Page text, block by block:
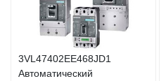
3VL47402EE468JD1
Автоматический